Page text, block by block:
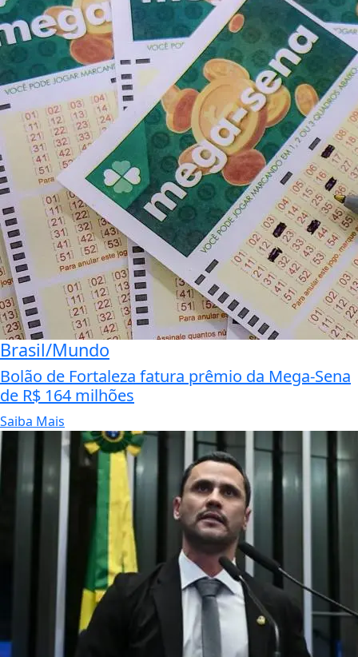
Brasil/Mundo
Bolão de Fortaleza fatura prêmio da Mega-Sena
de R$ 164 milhões
Saiba Mais